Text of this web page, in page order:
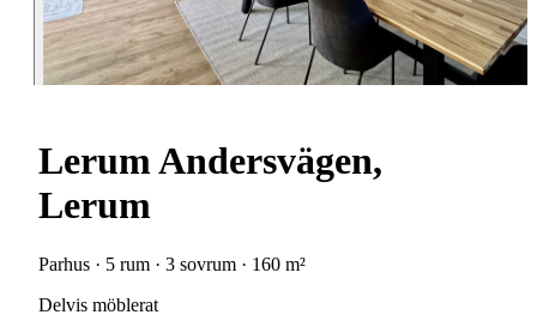
Lerum Andersvägen,
Lerum
Parhus · 5 rum · 3 sovrum · 160 m²
Delvis möblerat